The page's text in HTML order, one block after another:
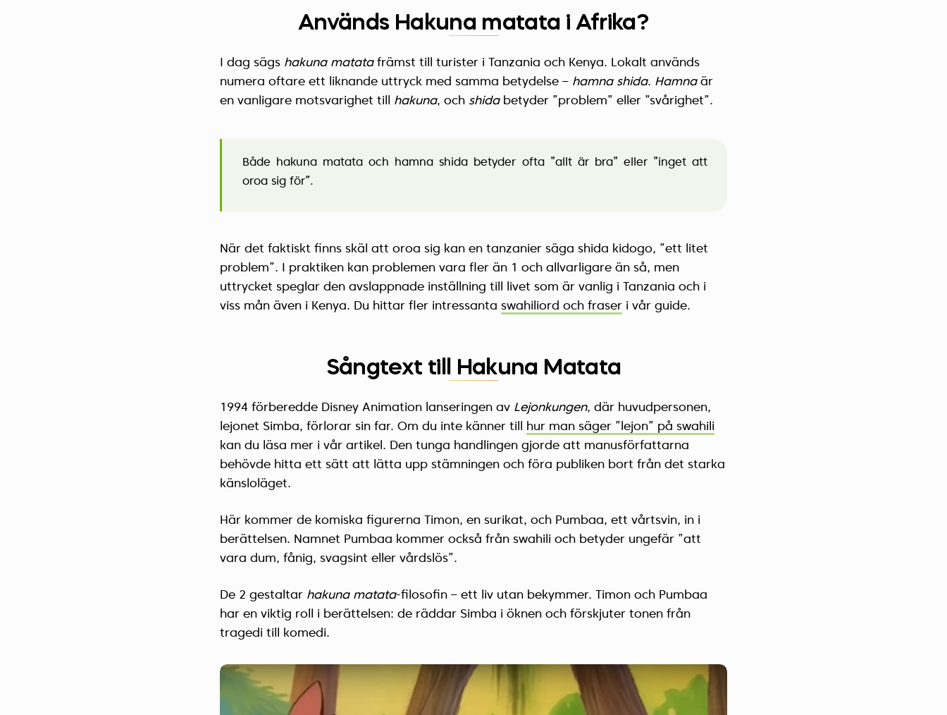
Används Hakuna matata i Afrika?
I dag sägs hakuna matatafrämst till turister i Tanzania och Kenya. Lokalt används
numera oftare ett liknande uttryck med samma betydelse – hamna shida. Hamnaär
en vanligare motsvarighet till hakuna, och shidabetyder ”problem” eller ”svårighet”.
Både hakuna matata och hamna shida betyder ofta ”allt är bra” eller ”inget att
oroa sig för”.
När det faktiskt finns skäl att oroa sig kan en tanzanier säga shida kidogo, ”ett litet
problem”. I praktiken kan problemen vara fler än 1 och allvarligare än så, men
uttrycket speglar den avslappnade inställning till livet som är vanlig i Tanzania och i
viss mån även i Kenya. Du hittar fler intressanta swahiliord och fraser i vår guide.
Sångtext till Hakuna Matata
1994 förberedde Disney Animation lanseringen av Lejonkungen, där huvudpersonen,
lejonet Simba, förlorar sin far. Om du inte känner till
hur man säger ”lejon” på swahili
kan du läsa mer i vår artikel. Den tunga handlingen gjorde att manusförfattarna
behövde hitta ett sätt att lätta upp stämningen och föra publiken bort från det starka
känsloläget.
Här kommer de komiska figurerna Timon, en surikat, och Pumbaa, ett vårtsvin, in i
berättelsen. Namnet Pumbaa kommer också från swahili och betyder ungefär ”att
vara dum, fånig, svagsint eller vårdslös”.
De 2 gestaltar hakuna matata-filosofin – ett liv utan bekymmer. Timon och Pumbaa
har en viktig roll i berättelsen: de räddar Simba i öknen och förskjuter tonen från
tragedi till komedi.